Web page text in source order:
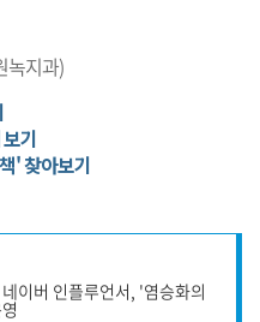
녹지과)
기
' 찾아보기
이버 인플루언서, '염승화의